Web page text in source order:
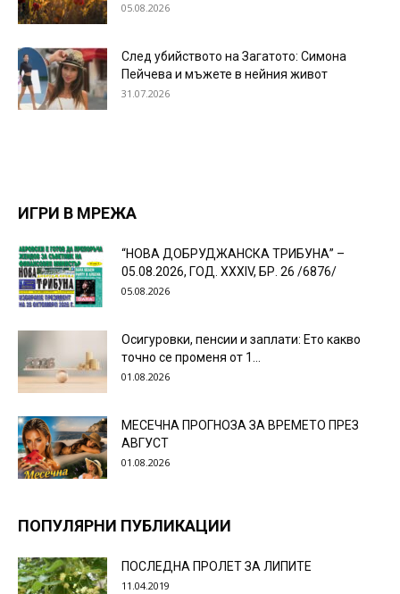
05.08.2026
След убийството на Загатото: Симона
Пейчева и мъжете в нейния живот
31.07.2026
ИГРИ В МРЕЖА
“НОВА ДОБРУДЖАНСКА ТРИБУНА” –
05.08.2026, ГОД. XXХIV, БР. 26 /6876/
05.08.2026
Осигуровки, пенсии и заплати: Ето какво
точно се променя от 1...
01.08.2026
МЕСЕЧНА ПРОГНОЗА ЗА ВРЕМЕТО ПРЕЗ
АВГУСТ
01.08.2026
ПОПУЛЯРНИ ПУБЛИКАЦИИ
ПОСЛЕДНА ПРОЛЕТ ЗА ЛИПИТЕ
11.04.2019